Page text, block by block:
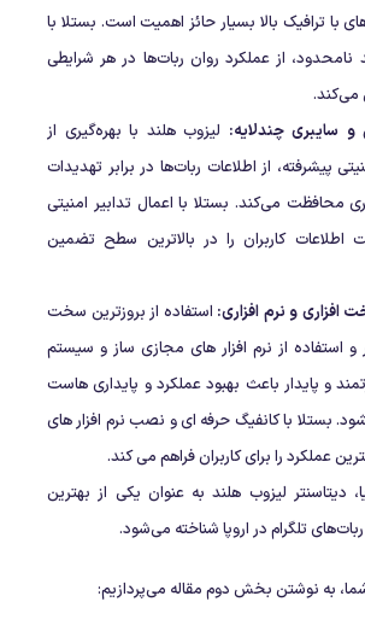
با ترافیک بالا بسیار حائز اهمیت است. بستلا با
نامحدود، از عملکرد روان ربات‌ها در هر شرایطی
می‌کند.
و سایبری چندلایه: لیزوب هلند با بهره‌گیری از
پیشرفته، از اطلاعات ربات‌ها در برابر تهدیدات
محافظت می‌کند. بستلا با اعمال تدابیر امنیتی
اطلاعات کاربران را در بالاترین سطح تضمین
افزاری و نرم افزاری: استفاده از بروزترین سخت
و استفاده از نرم افزار های مجازی ساز و سیستم
و پایدار باعث بهبود عملکرد و پایداری هاست
بستلا با کانفیگ حرفه ای و نصب نرم افزار های
عملکرد را برای کاربران فراهم می کند.
دیتاسنتر لیزوب هلند به عنوان یکی از بهترین
ربات‌های تلگرام در اروپا شناخته می‌شود.
شما، به نوشتن بخش دوم مقاله می‌پردازیم: